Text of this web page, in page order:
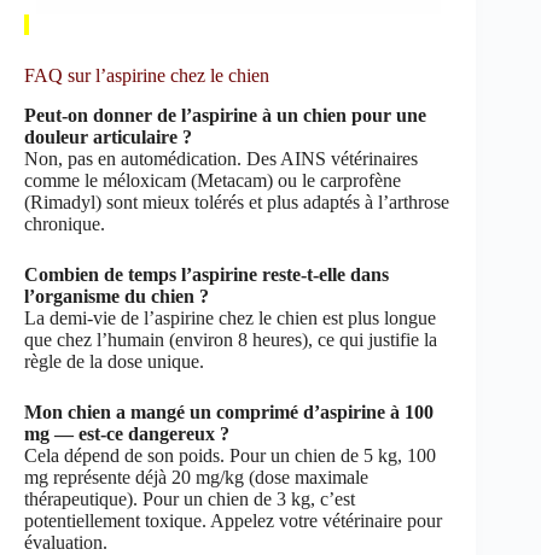
FAQ sur l’aspirine chez le chien
Peut-on donner de l’aspirine à un chien pour une
douleur articulaire ?
Non, pas en automédication. Des AINS vétérinaires
comme le méloxicam (Metacam) ou le carprofène
(Rimadyl) sont mieux tolérés et plus adaptés à l’arthrose
chronique.
Combien de temps l’aspirine reste-t-elle dans
l’organisme du chien ?
La demi-vie de l’aspirine chez le chien est plus longue
que chez l’humain (environ 8 heures), ce qui justifie la
règle de la dose unique.
Mon chien a mangé un comprimé d’aspirine à 100
mg — est-ce dangereux ?
Cela dépend de son poids. Pour un chien de 5 kg, 100
mg représente déjà 20 mg/kg (dose maximale
thérapeutique). Pour un chien de 3 kg, c’est
potentiellement toxique. Appelez votre vétérinaire pour
évaluation.